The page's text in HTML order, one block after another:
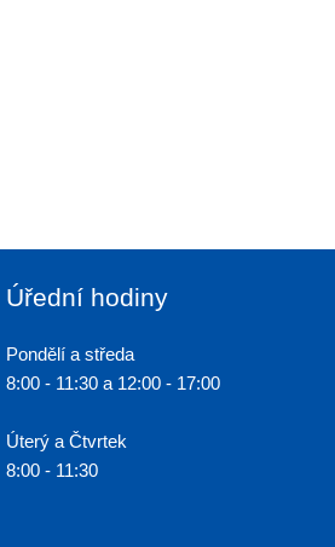
Úřední hodiny
Pondělí a středa
8:00 - 11:30 a 12:00 - 17:00
Úterý a Čtvrtek
8:00 - 11:30